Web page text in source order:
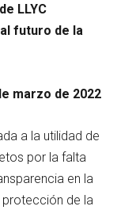
LLYC
futuro de la
marzo de 2022
a la utilidad de
por la falta
en la
protección de la